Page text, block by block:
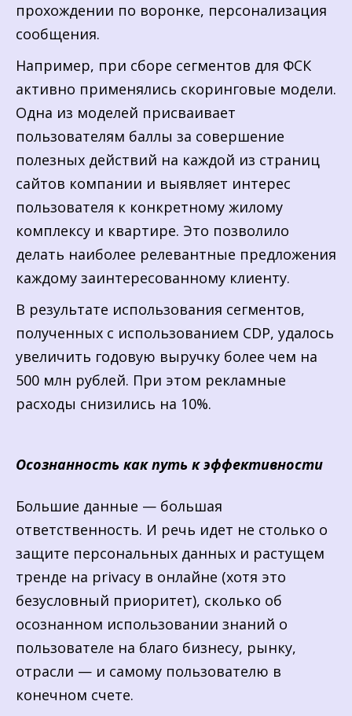
прохождении по воронке, персонализация
сообщения.
Например, при сборе сегментов для ФСК
активно применялись скоринговые модели.
Одна из моделей присваивает
пользователям баллы за совершение
полезных действий на каждой из страниц
сайтов компании и выявляет интерес
пользователя к конкретному жилому
комплексу и квартире. Это позволило
делать наиболее релевантные предложения
каждому заинтересованному клиенту.
В результате использования сегментов,
полученных с использованием CDP, удалось
увеличить годовую выручку более чем на
500 млн рублей. При этом рекламные
расходы снизились на 10%.
Осознанность как путь к эффективности
Большие данные — большая
ответственность. И речь идет не столько о
защите персональных данных и растущем
тренде на privacy в онлайне (хотя это
безусловный приоритет), сколько об
осознанном использовании знаний о
пользователе на благо бизнесу, рынку,
отрасли — и самому пользователю в
конечном счете.